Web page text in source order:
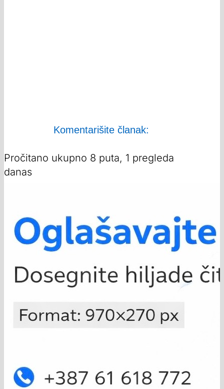
Komentarišite članak:
Pročitano ukupno 8 puta, 1 pregleda
danas